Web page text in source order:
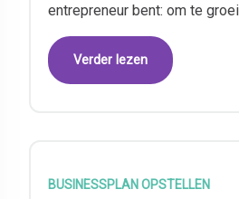
entrepreneur bent: om te
Verder lezen
BUSINESSPLAN OPSTELLEN